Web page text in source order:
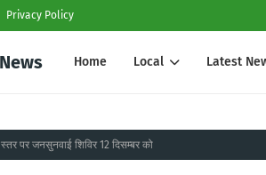
Privacy Policy
Home Local Latest
पर जनसुनवाई शिविर 12 दिसम्बर को